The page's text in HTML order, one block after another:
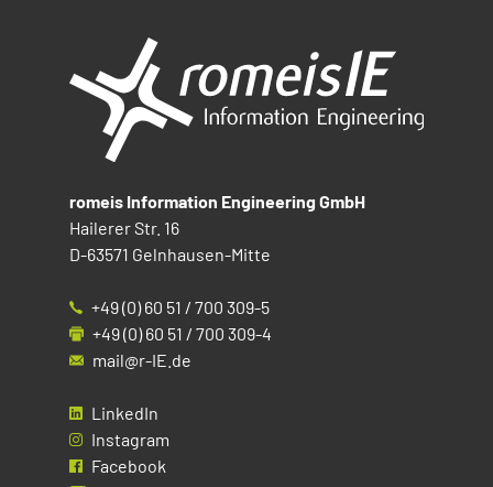
romeis Information Engineering GmbH
Hailerer Str. 16
D-63571 Gelnhausen-Mitte
+49 (0) 60 51 / 700 309-5
+49 (0) 60 51 / 700 309-4
mail@r-IE.de
LinkedIn
Instagram
Facebook